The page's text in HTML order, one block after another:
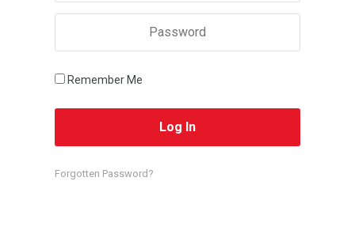
Remember Me
Forgotten Password?